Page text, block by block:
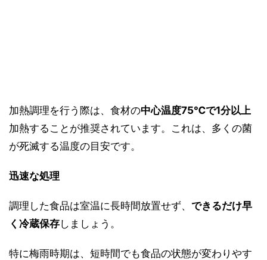
加熱調理を行う際は、食材の中心温度75℃で1分以上
加熱することが推奨されています。これは、多くの菌
が死滅する温度の目安です。
迅速な処理
調理した食品は室温に長時間放置せず、 できるだけ早
く冷蔵保存しましょう。
特に梅雨時期は、短時間でも食品の状態が変わりやす